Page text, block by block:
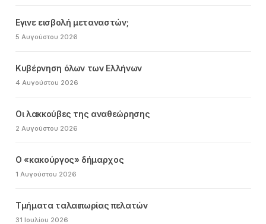
Εγινε εισβολή μεταναστών;
5 Αυγούστου 2026
Κυβέρνηση όλων των Ελλήνων
4 Αυγούστου 2026
Οι λακκούβες της αναθεώρησης
2 Αυγούστου 2026
Ο «κακούργος» δήμαρχος
1 Αυγούστου 2026
Τμήματα ταλαιπωρίας πελατών
31 Ιουλίου 2026